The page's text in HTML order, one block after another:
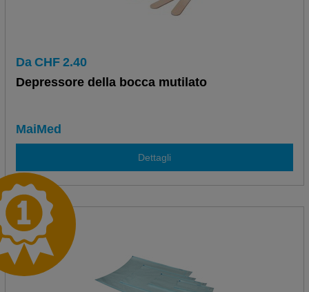
Da CHF 2.40
Depressore della bocca mutilato
MaiMed
Dettagli